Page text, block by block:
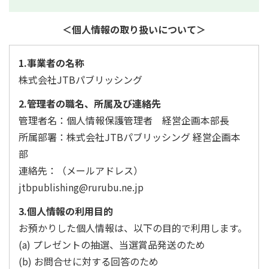
＜個人情報の取り扱いについて＞
1.事業者の名称
株式会社JTBパブリッシング
2.管理者の職名、所属及び連絡先
管理者名：個人情報保護管理者 経営企画本部長
所属部署：株式会社JTBパブリッシング 経営企画本
部
連絡先：（メールアドレス）
jtbpublishing@rurubu.ne.jp
3.個人情報の利用目的
お預かりした個人情報は、以下の目的で利用します。
(a) プレゼントの抽選、当選賞品発送のため
(b) お問合せに対する回答のため